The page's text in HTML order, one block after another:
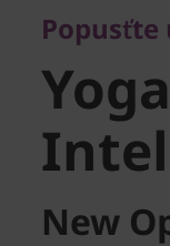
Yoga
Intel)
New